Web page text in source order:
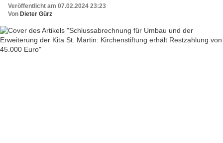
Veröffentlicht am 07.02.2024 23:23
Von Dieter Gürz